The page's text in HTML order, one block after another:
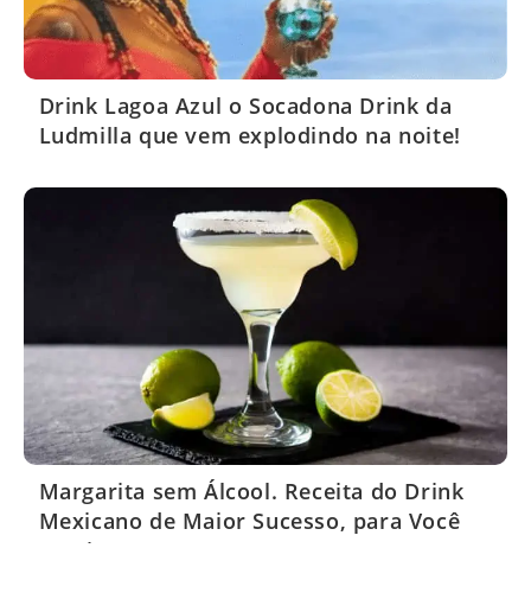
Drink Lagoa Azul o Socadona Drink da
Ludmilla que vem explodindo na noite!
Margarita sem Álcool. Receita do Drink
Mexicano de Maior Sucesso, para Você
Servir em seus Eventos